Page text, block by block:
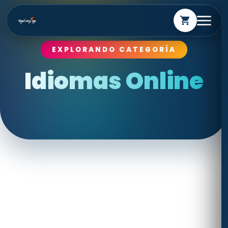
shopping_cart
EXPLORANDO CATEGORÍA
Idiomas Online